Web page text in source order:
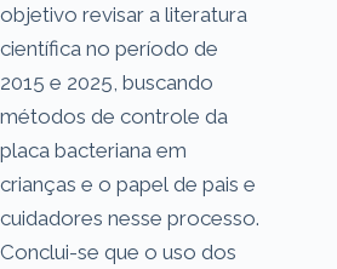
objetivo revisar a literatura
científica no período de
2015 e 2025, buscando
métodos de controle da
placa bacteriana em
crianças e o papel de pais e
cuidadores nesse processo.
Conclui-se que o uso dos